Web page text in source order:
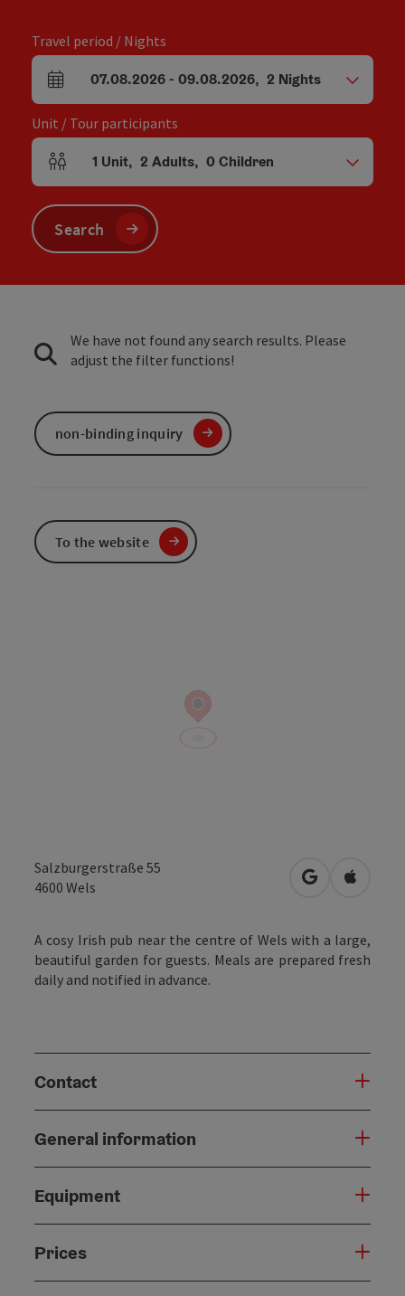
Salzburgerstraße 55
4600 Wels open inOpen in
A cosy Irish pub near the centre of Wels with a large,
beautiful garden for guests. Meals are prepared fresh
daily and notified in advance.
Contact
General information
Equipment
Prices
Travel period / Nights
arrival and departure fields
07.08.2026- 09.08.2026, 2 Nights
Unit / Tour participants
Number of units and person fields
1 Unit, 2 Adults, 0Children
Search
We have not found any search results. Please
adjust the filter functions!
non-binding inquiry
To the website